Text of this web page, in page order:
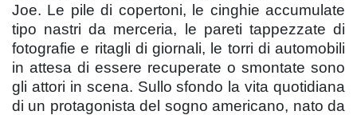
Joe. Le pile di copertoni, le cinghie accumulate
tipo nastri da merceria, le pareti tappezzate di
fotografie e ritagli di giornali, le torri di automobili
in attesa di essere recuperate o smontate sono
gli attori in scena. Sullo sfondo la vita quotidiana
di un protagonista del sogno americano, nato da